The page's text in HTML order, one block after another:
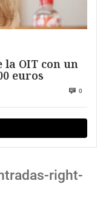
la OIT con un
euros
0
right-